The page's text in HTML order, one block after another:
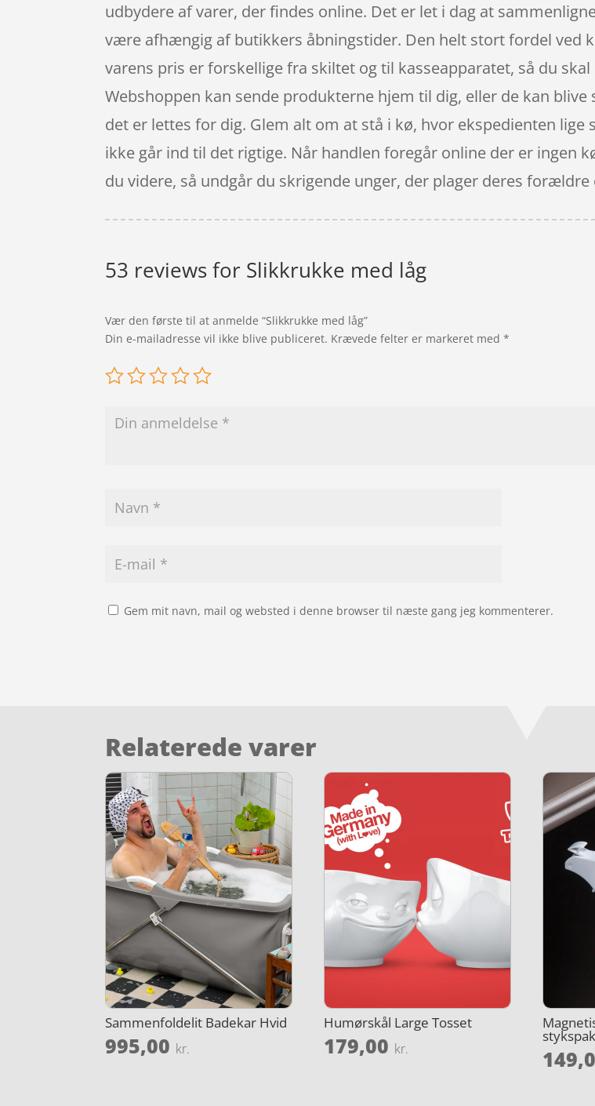
udbydere af varer, der findes online. Det er let i dag at
være afhængig af butikkers åbningstider. Den helt stort fordel ved
varens pris er forskellige fra skiltet og til kasseapparatet, så du
Webshoppen kan sende produkterne hjem til dig, eller de kan
det er lettes for dig. Glem alt om at stå i kø, hvor ekspedienten
ikke går ind til det rigtige. Når handlen foregår online der er ingen
du videre, så undgår du skrigende unger, der plager deres forældre
53 reviews for Slikkrukke med låg
Vær den første til at anmelde “Slikkrukke med låg”
Din e-mailadresse vil ikke blive publiceret. Krævede felter er markeret med*
Gem mit navn, mail og websted i denne browser til næste gang jeg kommenterer.
Relaterede varer
Sammenfoldelit Badekar Hvid
995,00 kr.
Humørskål Large Tosset
179,00 kr.